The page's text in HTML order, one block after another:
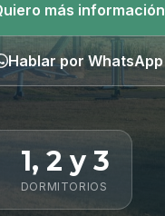
más información
Hablar por WhatsApp
1, 2 y 3
DORMITORIOS